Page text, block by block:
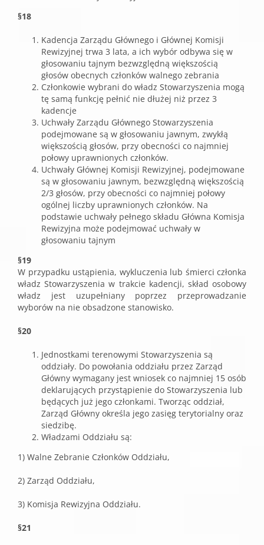
§18
Kadencja Zarządu Głównego i Głównej Komisji
Rewizyjnej trwa 3 lata, a ich wybór odbywa się w
głosowaniu tajnym bezwzględną większością
głosów obecnych członków walnego zebrania
Członkowie wybrani do władz Stowarzyszenia mogą
tę samą funkcję pełnić nie dłużej niż przez 3
kadencje
Uchwały Zarządu Głównego Stowarzyszenia
podejmowane są w głosowaniu jawnym, zwykłą
większością głosów, przy obecności co najmniej
połowy uprawnionych członków.
Uchwały Głównej Komisji Rewizyjnej, podejmowane
są w głosowaniu jawnym, bezwzględną większością
2/3 głosów, przy obecności co najmniej połowy
ogólnej liczby uprawnionych członków. Na
podstawie uchwały pełnego składu Główna Komisja
Rewizyjna może podejmować uchwały w
głosowaniu tajnym
§19
W przypadku ustąpienia, wykluczenia lub śmierci członka
władz Stowarzyszenia w trakcie kadencji, skład osobowy
władz jest uzupełniany poprzez przeprowadzanie
wyborów na nie obsadzone stanowisko.
§20
Jednostkami terenowymi Stowarzyszenia są
oddziały. Do powołania oddziału przez Zarząd
Główny wymagany jest wniosek co najmniej 15 osób
deklarujących przystąpienie do Stowarzyszenia lub
będących już jego członkami. Tworząc oddział,
Zarząd Główny określa jego zasięg terytorialny oraz
siedzibę.
Władzami Oddziału są:
1) Walne Zebranie Członków Oddziału,
2) Zarząd Oddziału,
3) Komisja Rewizyjna Oddziału.
§21